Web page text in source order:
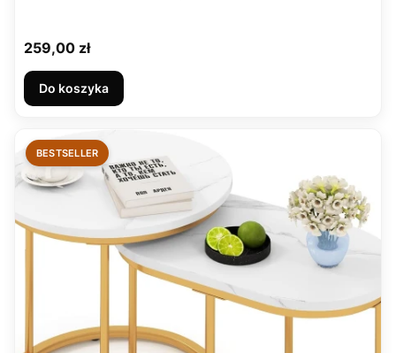
Cena
259,00 zł
Do koszyka
BESTSELLER